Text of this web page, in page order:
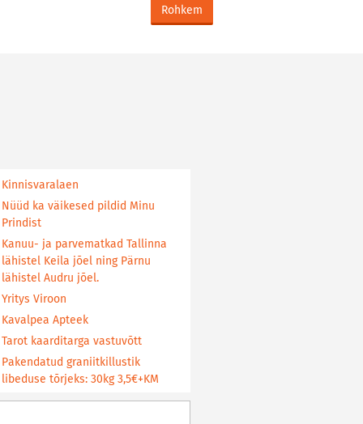
Rohkem
Kinnisvaralaen
Nüüd ka väikesed pildid Minu
Prindist
Kanuu- ja parvematkad Tallinna
lähistel Keila jõel ning Pärnu
lähistel Audru jõel.
Yritys Viroon
Kavalpea Apteek
Tarot kaarditarga vastuvõtt
Pakendatud graniitkillustik
libeduse tõrjeks: 30kg 3,5€+KM